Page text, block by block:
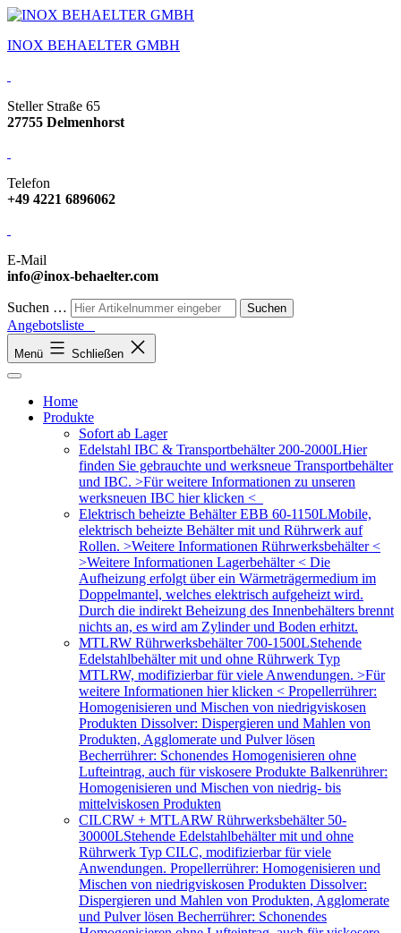
INOX BEHAELTER GMBH
Steller Straße 65
27755 Delmenhorst
Telefon
+49 4221 6896062
E-Mail
info@inox-behaelter.com
Suchen …
Angebotsliste
Menü Schließen
Home
Produkte
Sofort ab Lager
Edelstahl IBC & Transportbehälter 200-2000LHier
finden Sie gebrauchte und werksneue Transportbehälter
und IBC. >Für weitere Informationen zu unseren
werksneuen IBC hier klicken <
Elektrisch beheizte Behälter EBB 60-1150LMobile,
elektrisch beheizte Behälter mit und Rührwerk auf
Rollen. >Weitere Informationen Rührwerksbehälter <
>Weitere Informationen Lagerbehälter < Die
Aufheizung erfolgt über ein Wärmeträgermedium im
Doppelmantel, welches elektrisch aufgeheizt wird.
Durch die indirekt Beheizung des Innenbehälters brennt
nichts an, es wird am Zylinder und Boden erhitzt.
MTLRW Rührwerksbehälter 700-1500LStehende
Edelstahlbehälter mit und ohne Rührwerk Typ
MTLRW, modifizierbar für viele Anwendungen. >Für
weitere Informationen hier klicken < Propellerrührer:
Homogenisieren und Mischen von niedrigviskosen
Produkten Dissolver: Dispergieren und Mahlen von
Produkten, Agglomerate und Pulver lösen
Becherrührer: Schonendes Homogenisieren ohne
Lufteintrag, auch für viskosere Produkte Balkenrührer:
Homogenisieren und Mischen von niedrig- bis
mittelviskosen Produkten
CILCRW + MTLARW Rührwerksbehälter 50-
30000LStehende Edelstahlbehälter mit und ohne
Rührwerk Typ CILC, modifizierbar für viele
Anwendungen. Propellerrührer: Homogenisieren und
Mischen von niedrigviskosen Produkten Dissolver:
Dispergieren und Mahlen von Produkten, Agglomerate
und Pulver lösen Becherrührer: Schonendes